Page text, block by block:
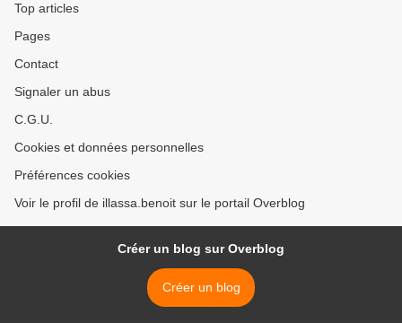
Top articles
Pages
Contact
Signaler un abus
C.G.U.
Cookies et données personnelles
Préférences cookies
Voir le profil de illassa.benoit sur le portail Overblog
Créer un blog sur Overblog
Créer un blog